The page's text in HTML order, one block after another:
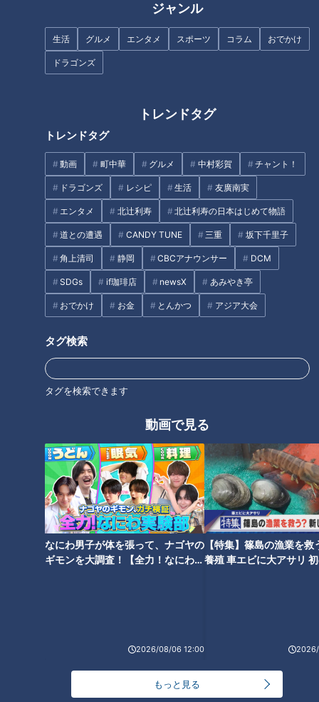
ジャンル
生活 グルメ エンタメ スポーツ コラム おでかけ
ドラゴンズ
トレンドタグ
トレンドタグ
動画 町中華 グルメ 中村彩賀 チャント！
ドラゴンズ レシピ 生活 友廣南実
エンタメ 北辻利寿 北辻利寿の日本はじめて物語
道との遭遇 CANDY TUNE 三重 坂下千里子
角上清司 静岡 CBCアナウンサー DCM
SDGs if珈琲店 newsX あみやき亭
おでかけ お金 とんかつ アジア大会
タグ検索
タグを検索できます
動画で見る
なにわ男子が体を張って、ナゴヤの
ギモンを大調査！【全力！なにわ実
2026/08/06 12:00
【特集】篠島の漁業を救
養殖 車エビに大アサリ
もっと見る
上のお店としてオープンさせた新ブランド「山」。名物「幻の
手羽先」に加えて名古屋コーチンや愛知県の銘柄鶏・錦爽鶏
(きんそうどり)などブランド鶏を使った料理が揃っているのが
名古屋市中村区椿町15-27 名駅太閤通口ビル2F
TEL:052-433-2145
この記事の画像を見る
この記事を見たあなたへのおすすめ
究極の映えラーメン誕生！ハッ
ピーレインボーラーメン！
き飛ばすスタミナ飯！【花咲か
タイムズ】
よしお兄さんと行く！夏休みに
行きたい伊勢志摩アクティビテ
ィ！【うなずキング】
ガンバレルーヤが豪華なブッフ
ェを大満喫！【ズワイガニ＆ロ
ーストビーフ】ホテルブッフ
ェ！
りすぎ！インパクトめしを徹底
の予感♡